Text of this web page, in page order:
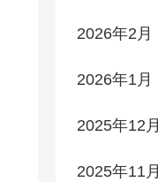
2026年2月
2026年1月
2025年12月
2025年11月